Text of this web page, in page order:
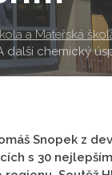
a Mateřská
další chemický
Snopek z
s 30